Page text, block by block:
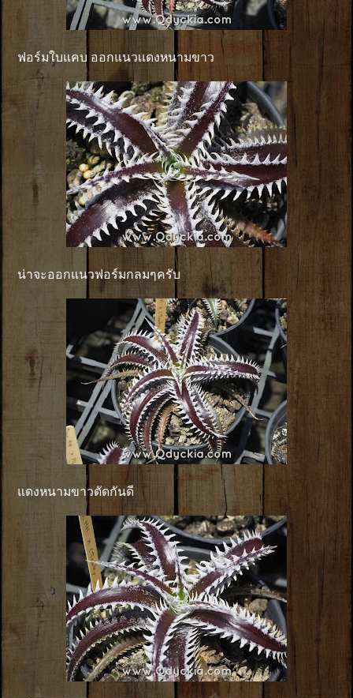
ฟอร์มใบแคบ ออกแนวเเดงหนามขาว
น่าจะออกแนวฟอร์มกลมๆครับ
แดงหนามขาวตัดกันดี